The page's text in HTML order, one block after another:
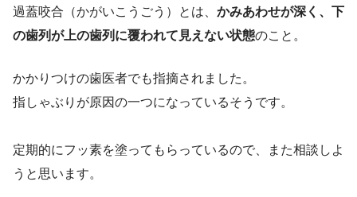
過蓋咬合（かがいこうごう）とは、 かみあわせが深く、下
の歯列が上の歯列に覆われて見えない状態のこと。
かかりつけの歯医者でも指摘されました。
指しゃぶりが原因の一つになっているそうです。
定期的にフッ素を塗ってもらっているので、また相談しよ
うと思います。